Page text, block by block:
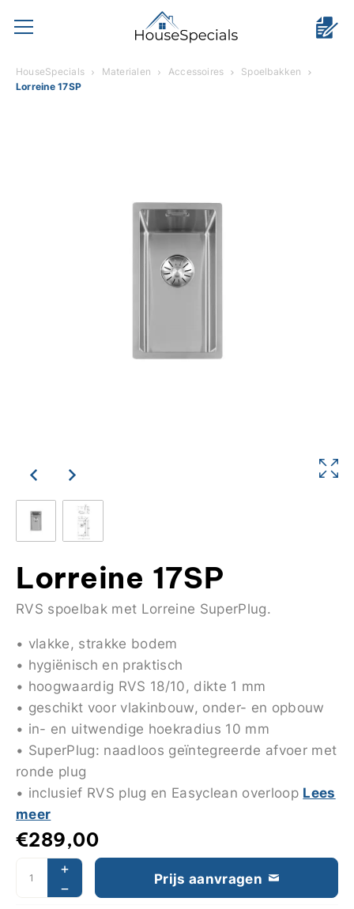
HouseSpecials Materialen Accessoires
Spoelbakken
Lorreine 17SP
Lorreine 17SP
RVS spoelbak met Lorreine SuperPlug.
• vlakke, strakke bodem
• hygiënisch en praktisch
• hoogwaardig RVS 18/10, dikte 1 mm
• geschikt voor vlakinbouw, onder- en opbouw
• in- en uitwendige hoekradius 10 mm
• SuperPlug: naadloos geïntegreerde afvoer met
ronde plug
• inclusief RVS plug en Easyclean overloop Lees
meer
€289,00
Prijs aanvragen